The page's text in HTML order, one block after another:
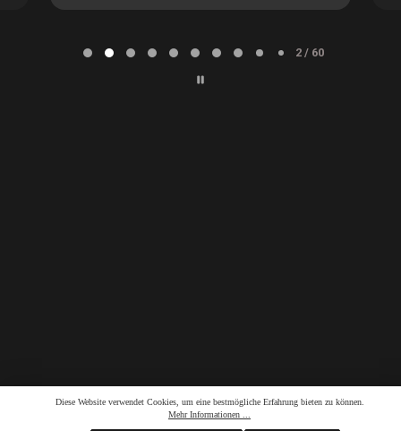
Diese Website verwendet Cookies, um eine bestmögliche Erfahrung bieten zu können.
Mehr Informationen ...
2 / 60